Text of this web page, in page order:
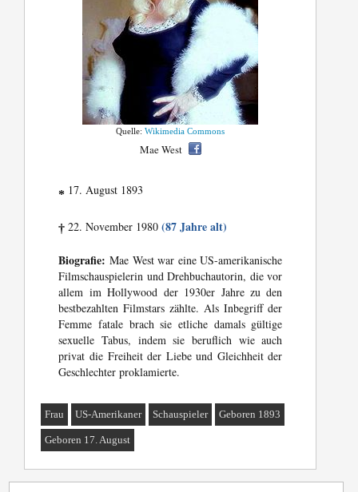
Quelle:Wikimedia Commons
Mae West
* 17. August 1893
† 22. November 1980(87 Jahre alt)
Biografie: Mae West war eine US-amerikanische
Filmschauspielerin und Drehbuchautorin, die vor
allem im Hollywood der 1930er Jahre zu den
bestbezahlten Filmstars zählte. Als Inbegriff der
Femme fatale brach sie etliche damals gültige
sexuelle Tabus, indem sie beruflich wie auch
privat die Freiheit der Liebe und Gleichheit der
Geschlechter proklamierte.
Frau US-Amerikaner Schauspieler Geboren 1893
Geboren 17. August